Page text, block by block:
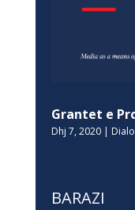
Grantet e
Dhj 7, 2020|
BARAZI